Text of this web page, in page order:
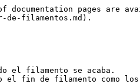
pages are
filamentos.md).
el filamento se acaba.
el fin de filamento como